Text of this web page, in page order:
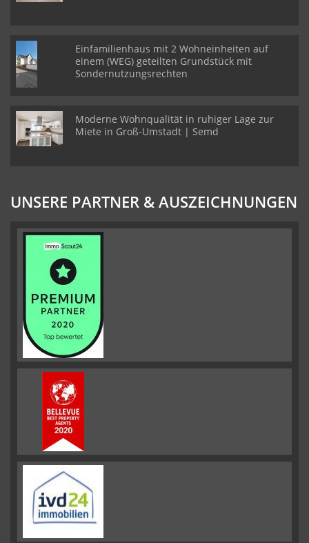
Einfamilienhaus mit 2 Wohneinheiten auf
einem (WEG) geteilten Grundstück mit
Sondernutzungsrechten
Moderne Wohnqualität in ruhiger Lage zur
Miete in Groß-Umstadt | Semd
UNSERE PARTNER & AUSZEICHNUNGEN